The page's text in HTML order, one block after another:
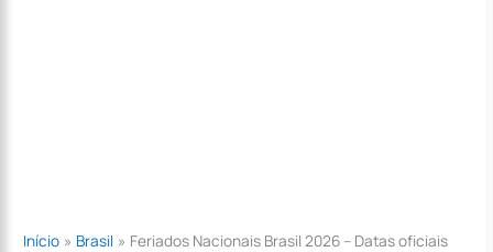
Início Brasil Feriados Nacionais Brasil 2026 – Datas oficiais